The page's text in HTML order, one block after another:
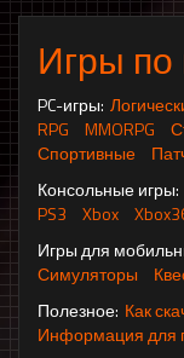
Игры по
PC-игры:
RPG
MMORPG
Спортивные
Консольные игры:
PS3
Xbox
Игры для
Симуляторы
Полезное: Как
Информация для